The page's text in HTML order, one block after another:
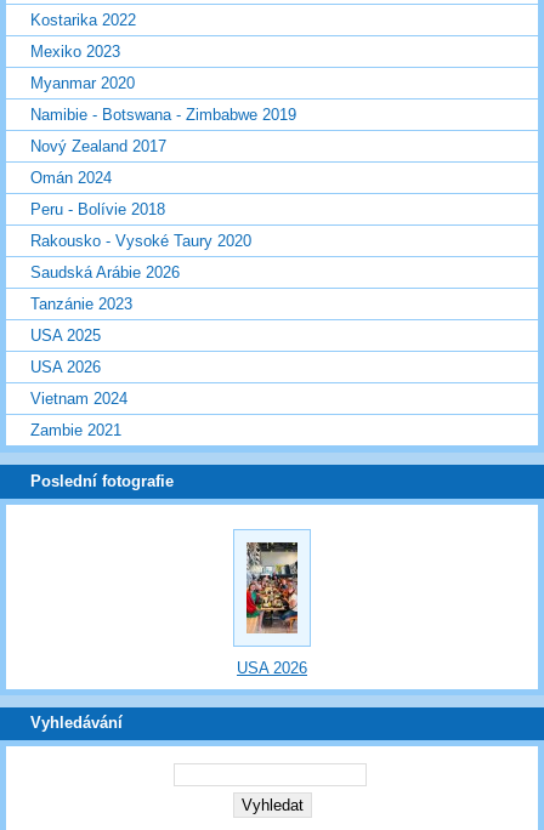
Kostarika 2022
Mexiko 2023
Myanmar 2020
Namibie - Botswana - Zimbabwe 2019
Nový Zealand 2017
Omán 2024
Peru - Bolívie 2018
Rakousko - Vysoké Taury 2020
Saudská Arábie 2026
Tanzánie 2023
USA 2025
USA 2026
Vietnam 2024
Zambie 2021
Poslední fotografie
USA 2026
Vyhledávání